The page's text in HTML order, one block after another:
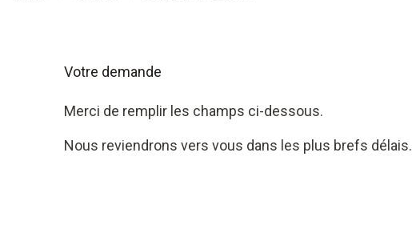
Votre demande
Merci de remplir les champs ci-dessous.
Nous reviendrons vers vous dans les plus brefs délais.